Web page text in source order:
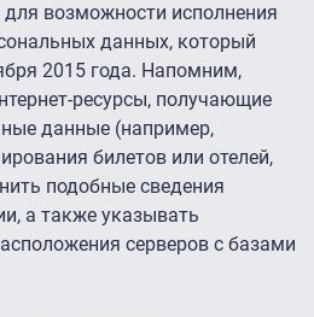
возможности исполнения
данных, который
2015 года. Напомним,
ресурсы, получающие
данные (например,
билетов или отелей,
подобные сведения
а также указывать
серверов с базами